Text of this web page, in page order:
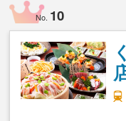
No. 10